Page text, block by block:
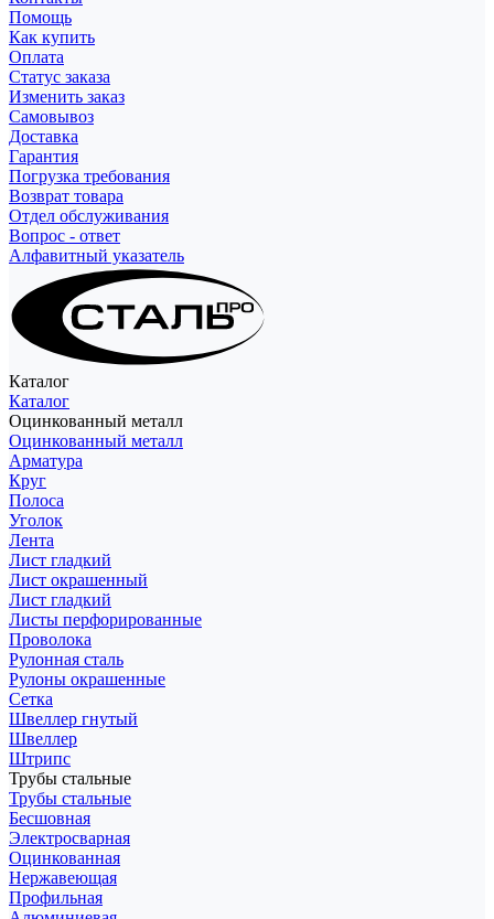
Помощь
Как купить
Оплата
Статус заказа
Изменить заказ
Самовывоз
Доставка
Гарантия
Погрузка требования
Возврат товара
Отдел обслуживания
Вопрос - ответ
Алфавитный указатель
Каталог
Каталог
Оцинкованный металл
Оцинкованный металл
Арматура
Круг
Полоса
Уголок
Лента
Лист гладкий
Лист окрашенный
Лист гладкий
Листы перфорированные
Проволока
Рулонная сталь
Рулоны окрашенные
Сетка
Швеллер гнутый
Швеллер
Штрипс
Трубы стальные
Трубы стальные
Бесшовная
Электросварная
Оцинкованная
Нержавеющая
Профильная